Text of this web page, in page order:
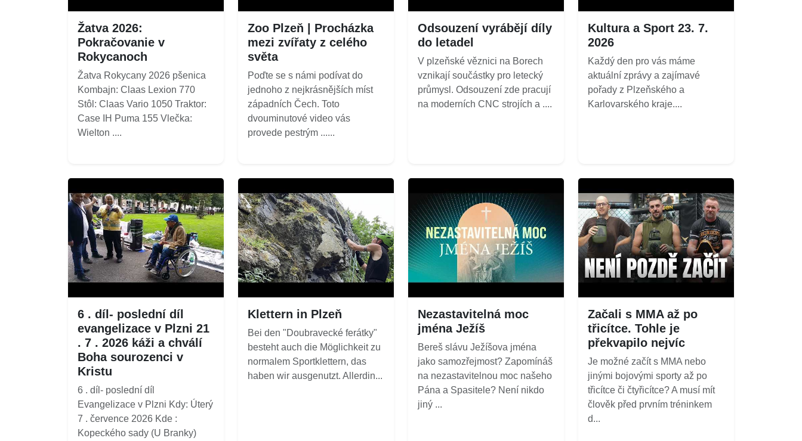
Žatva 2026:
Pokračovanie v
Rokycanoch
Žatva Rokycany 2026 pšenica
Kombajn: Claas Lexion 770
Stôl: Claas Vario 1050 Traktor:
Case IH Puma 155 Vlečka:
Wielton ....
Zoo Plzeň | Procházka
mezi zvířaty z celého
světa
Poďte se s námi podívat do
jednoho z nejkrásnějších míst
západních Čech. Toto
dvouminutové video vás
provede pestrým ......
Odsouzení vyrábějí díly
do letadel
V plzeňské věznici na Borech
vznikají součástky pro letecký
průmysl. Odsouzení zde pracují
na moderních CNC strojích a ....
Kultura a Sport 23. 7.
2026
Každý den pro vás máme
aktuální zprávy a zajímavé
pořady z Plzeňského a
Karlovarského kraje....
6 . díl- poslední díl
evangelizace v Plzni 21
. 7 . 2026 káži a chválí
Boha sourozenci v
Kristu
6 . díl- poslední díl
Evangelizace v Plzni Kdy: Úterý
7 . července 2026 Kde :
Kopeckého sady (U Branky)
Klettern in Plzeň
Bei den "Doubravecké ferátky"
besteht auch die Möglichkeit zu
normalem Sportklettern, das
haben wir ausgenutzt. Allerdin...
Nezastavitelná moc
jména Ježíš
Bereš slávu Ježíšova jména
jako samozřejmost? Zapomínáš
na nezastavitelnou moc našeho
Pána a Spasitele? Není nikdo
jiný ...
Začali s MMA až po
třicítce. Tohle je
překvapilo nejvíc
Je možné začít s MMA nebo
jinými bojovými sporty až po
třicítce či čtyřicítce? A musí mít
člověk před prvním tréninkem
d...